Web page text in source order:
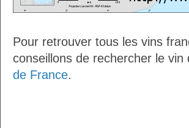
Pour retrouver tous les vins
conseillons de rechercher le
de France.